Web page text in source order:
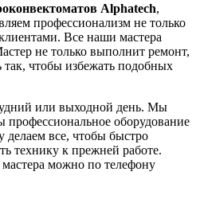
Alphatech,
профессионализм не только
Все наши мастера
не только выполнит ремонт,
так, чтобы избежать подобных
или выходной день. Мы
профессиональное оборудование
делаем все, чтобы быстро
технику к прежней работе.
можно по телефону